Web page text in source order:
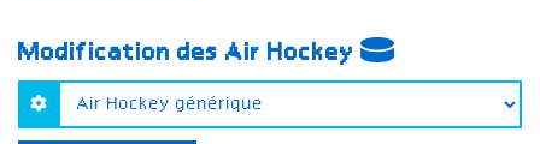
Modification des Air Hockey